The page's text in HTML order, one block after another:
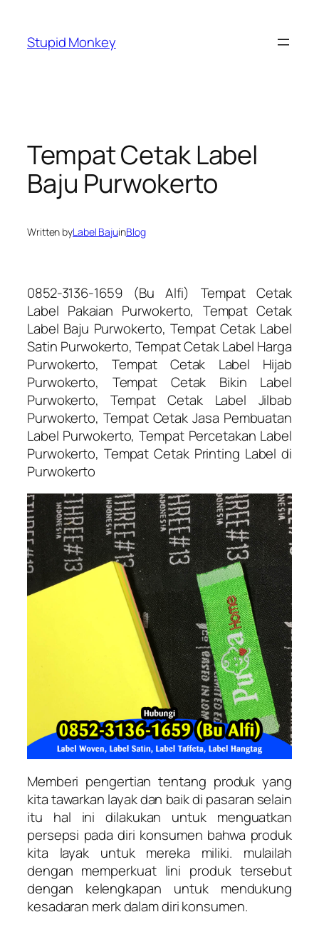
content
Stupid Monkey
Tempat Cetak Label
Baju Purwokerto
Written byLabel BajuinBlog
0852-3136-1659 (Bu Alfi) Tempat Cetak
Label Pakaian Purwokerto, Tempat Cetak
Label Baju Purwokerto, Tempat Cetak Label
Satin Purwokerto, Tempat Cetak Label Harga
Purwokerto, Tempat Cetak Label Hijab
Purwokerto, Tempat Cetak Bikin Label
Purwokerto, Tempat Cetak Label Jilbab
Purwokerto, Tempat Cetak Jasa Pembuatan
Label Purwokerto, Tempat Percetakan Label
Purwokerto, Tempat Cetak Printing Label di
Purwokerto
Memberi pengertian tentang produk yang
kita tawarkan layak dan baik di pasaran selain
itu hal ini dilakukan untuk menguatkan
persepsi pada diri konsumen bahwa produk
kita layak untuk mereka miliki. mulailah
dengan memperkuat lini produk tersebut
dengan kelengkapan untuk mendukung
kesadaran merk dalam diri konsumen.